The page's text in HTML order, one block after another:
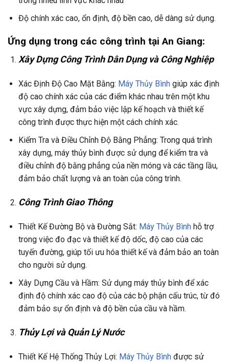
Độ chính xác cao, ổn định, độ bền cao, dễ dàng sử dụng.
Ứng dụng trong các công trình tại An Giang:
Xây Dựng Công Trình Dân Dụng và Công Nghiệp
Xác Định Độ Cao Mặt Bằng: Máy Thủy Bìnhgiúp xác định
độ cao chính xác của các điểm khác nhau trên một khu
vực xây dựng, đảm bảo việc lập kế hoạch và thiết kế
công trình được thực hiện một cách chính xác.
Kiểm Tra và Điều Chỉnh Độ Bằng Phẳng: Trong quá trình
xây dựng, máy thủy bình được sử dụng để kiểm tra và
điều chỉnh độ bằng phẳng của nền móng và các tầng lầu,
đảm bảo chất lượng và an toàn của công trình.
Công Trình Giao Thông
Thiết Kế Đường Bộ và Đường Sắt: Máy Thủy Bìnhhỗ trợ
trong việc đo đạc và thiết kế độ dốc, độ cao của các
tuyến đường, giúp tối ưu hóa thiết kế và đảm bảo an toàn
cho người sử dụng.
Xây Dựng Cầu và Hầm: Sử dụng máy thủy bình để xác
định độ chính xác cao độ của các bộ phận cấu trúc, từ đó
đảm bảo sự ổn định và độ bền của cầu và hầm.
Thủy Lợi và Quản Lý Nước
Thiết Kế Hệ Thống Thủy Lợi: Máy Thủy Bìnhđược sử